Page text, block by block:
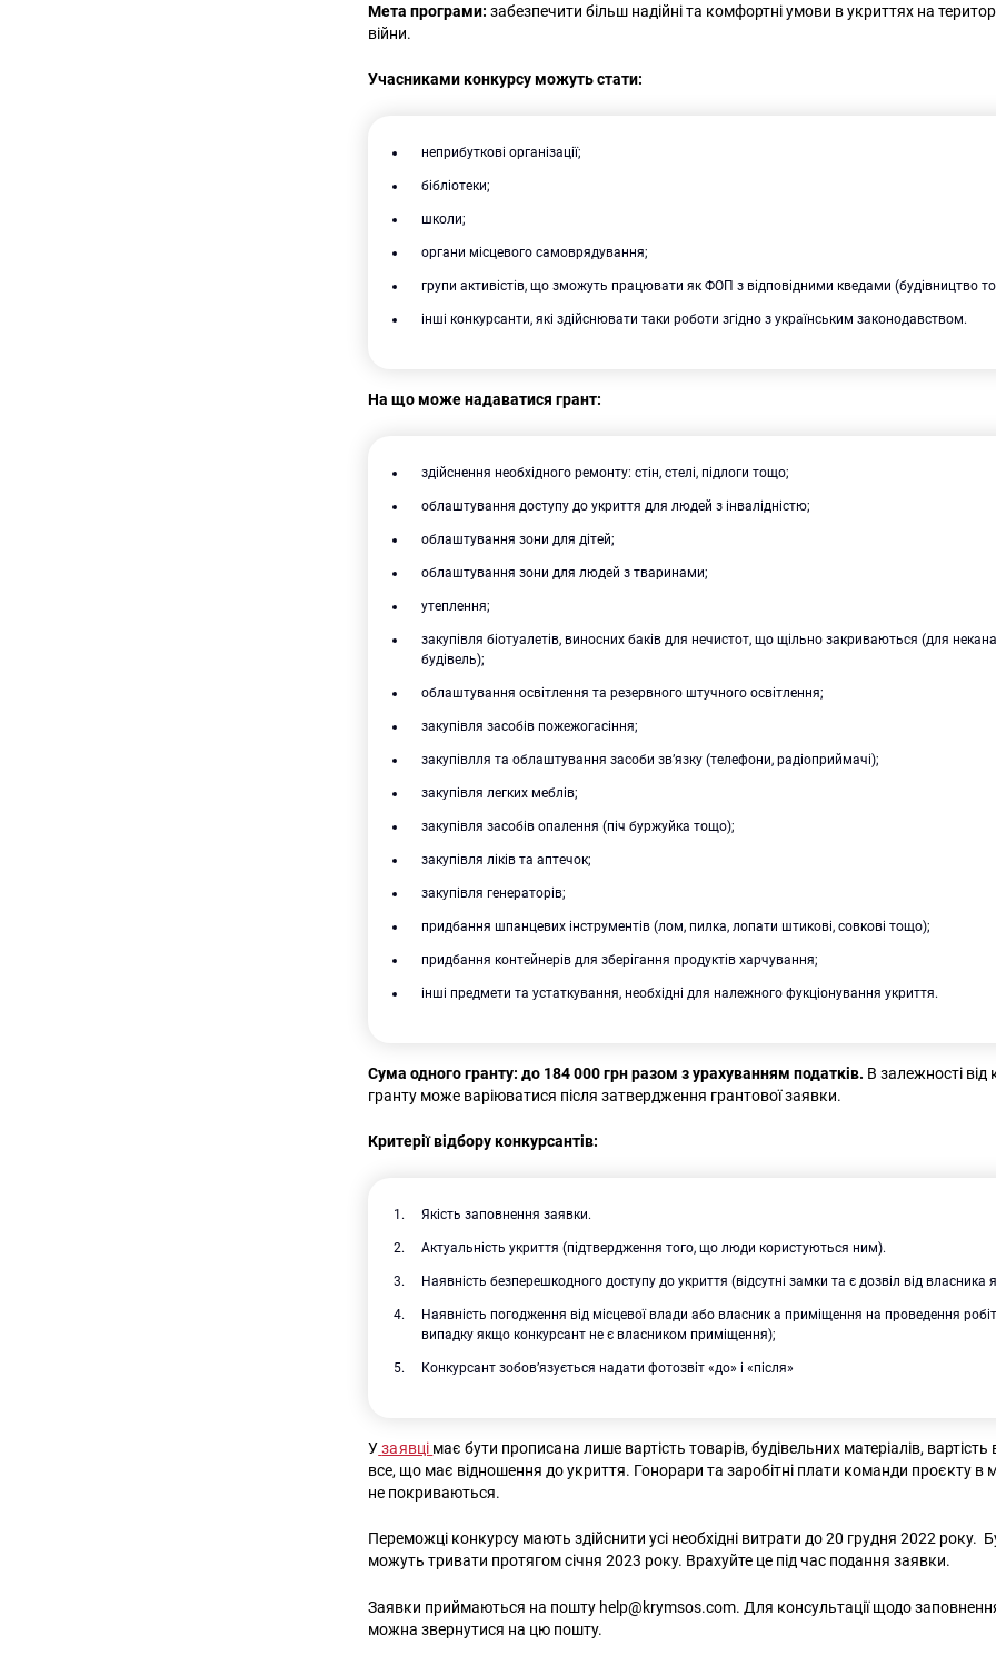
Пошук за запитом:
Мета програми:забезпечити більш надійні та комфортні умови в укриттях на
війни.
Учасниками конкурсу можуть стати:
неприбуткові організації;
бібліотеки;
школи;
органи місцевого самоврядування;
групи активістів, що зможуть працювати як ФОП з відповідними кведами (будівництво
інші конкурсанти, які здійснювати таки роботи згідно з українським законодавством.
На що може надаватися грант:
здійснення необхідного ремонту: стін, стелі, підлоги тощо;
облаштування доступу до укриття для людей з інвалідністю;
облаштування зони для дітей;
облаштування зони для людей з тваринами;
утеплення;
закупівля біотуалетів, виносних баків для нечистот, що щільно закриваються (для
будівель);
облаштування освітлення та резервного штучного освітлення;
закупівля засобів пожежогасіння;
закупівлля та облаштування засоби зв’язку (телефони, радіоприймачі);
закупівля легких меблів;
закупівля засобів опалення (піч буржуйка тощо);
закупівля ліків та аптечок;
закупівля генераторів;
придбання шпанцевих інструментів (лом, пилка, лопати штикові, совкові тощо);
придбання контейнерів для зберігання продуктів харчування;
інші предмети та устаткування, необхідні для належного фукціонування укриття.
Сума одного гранту: до 184 000 грн разом з урахуванням податків. В залежності
гранту може варіюватися після затвердження грантової заявки.
Критерії відбору конкурсантів:
Якість заповнення заявки.
Актуальність укриття (підтвердження того, що люди користуються ним).
Наявність безперешкодного доступу до укриття (відсутні замки та є дозвіл від власника
Наявність погодження від місцевої влади або власник а приміщення на проведення робіт
випадку якщо конкурсант не є власником приміщення);
Конкурсант зобов’язується надати фотозвіт «до» і «після»
Узаявці має бути прописана лише вартість товарів, будівельних матеріалів, вартість
все, що має відношення до укриття. Гонорари та заробітні плати команди проєкту
не покриваються.
Переможці конкурсу мають здійснити усі необхідні витрати до 20 грудня 2022 року.
можуть тривати протягом січня 2023 року. Врахуйте це під час подання заявки.
Заявки приймаються на пошту help@krymsos.com. Для консультації щодо
можна звернутися на цю пошту.